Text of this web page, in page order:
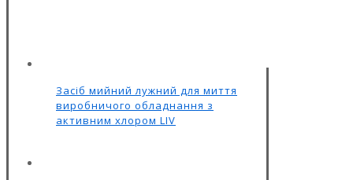
Засіб мийний лужний для миття
виробничого обладнання з
активним хлором LIV